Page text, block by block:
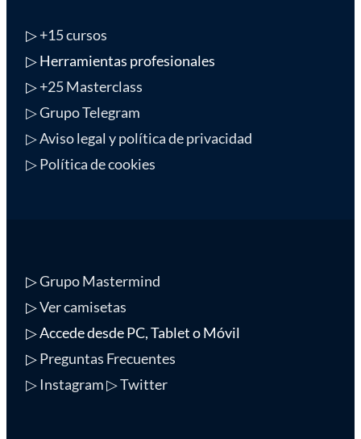
▷+15 cursos
▷ Herramientas profesionales
▷+25 Masterclass
▷ Grupo Telegram
▷ Aviso legal y política de privacidad
▷ Política de cookies
▷Grupo Mastermind
▷Ver camisetas
▷ Accede desde PC, Tablet o Móvil
▷Preguntas Frecuentes
▷ Instagram▷ Twitter